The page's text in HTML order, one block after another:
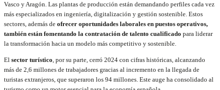
Vasco y Aragón. Las plantas de producción están demandando perfiles cada vez
más especializados en ingeniería, digitalización y gestión sostenible. Estos
sectores, además de ofrecer oportunidades laborales en puestos operativos,
también están fomentando la contratación de talento cualificado para liderar
la transformación hacia un modelo más competitivo y sostenible.
El sector turístico, por su parte, cerró 2024 con cifras históricas, alcanzando
más de 2,6 millones de trabajadores gracias al incremento en la llegada de
turistas extranjeros, que superaron los 94 millones. Este auge ha consolidado al